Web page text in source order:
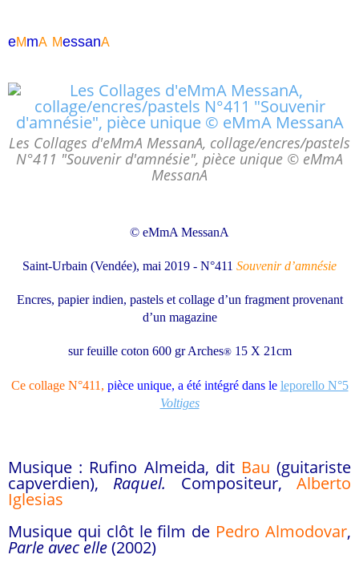
eMmA MessanA
Les Collages d'eMmA MessanA, collage/encres/pastels
N°411 "Souvenir d'amnésie", pièce unique © eMmA
MessanA
© eMmA MessanA
Saint-Urbain (Vendée), mai 2019 - N°411 Souvenir d’amnésie
Encres, papier indien, pastels et collage d’un fragment provenant
d’un magazine
sur feuille coton 600 gr Arches®15 X 21cm
Ce collage N°411, pièce unique, a été intégré dans le leporello N°5
Voltiges
Musique : Rufino Almeida, dit Bau (guitariste
capverdien), Raquel. Compositeur,Alberto
Iglesias
Musique qui clôt le film de Pedro Almodovar,
Parle avec elle(2002)